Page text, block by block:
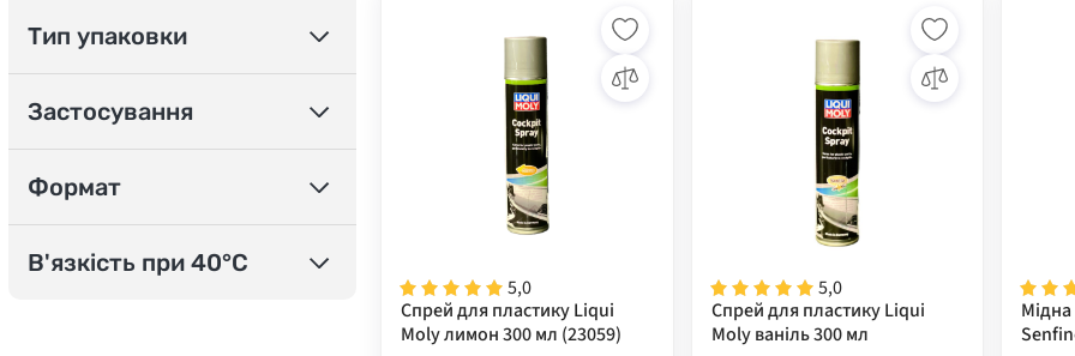
Тип упаковки
Застосування
Формат
В'язкість при 40°C
5,0
Спрей для пластику Liqui
Moly лимон 300 мл (23059)
5,0
Спрей для пластику Liqui
Moly ваніль 300 мл